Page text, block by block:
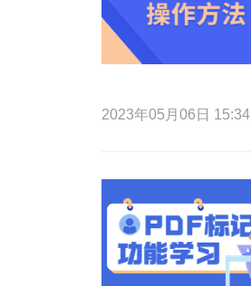
2023年05月06日 15:34